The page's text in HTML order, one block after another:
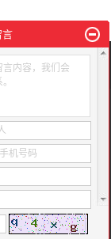
言
言内容，我们会
机号码